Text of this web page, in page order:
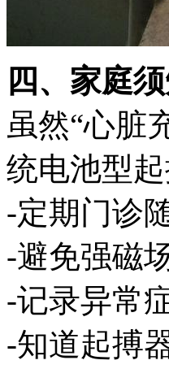
四、家庭
虽然“心脏
统电池型
-定期门诊
-避免强磁
-记录异常
-知道起搏